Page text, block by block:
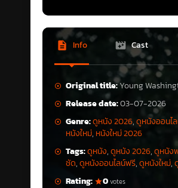
Info Cast
Original title:Young
Release date:03-07-2026
Genre:ดูหนัง 2026,ดูหนังออนไ
หนังใหม่, หนังใหม่ 2026
Tags:ดูหนัง,ดูหนัง 2026,ดูหนัง
ชัด,ดูหนังออนไลน์ฟรี,ดูหนังใหม่,
Rating:
0votes